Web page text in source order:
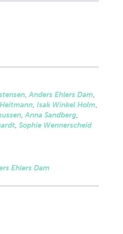
,Anders Ehlers Dam,
, Isak Winkel Holm,
,Anna Sandberg,
, Sophie Wennerscheid
Ehlers Dam